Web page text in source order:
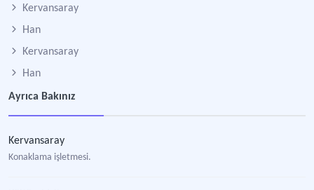
Kervansaray
Han
Kervansaray
Han
Ayrıca Bakınız
Kervansaray
Konaklama işletmesi.